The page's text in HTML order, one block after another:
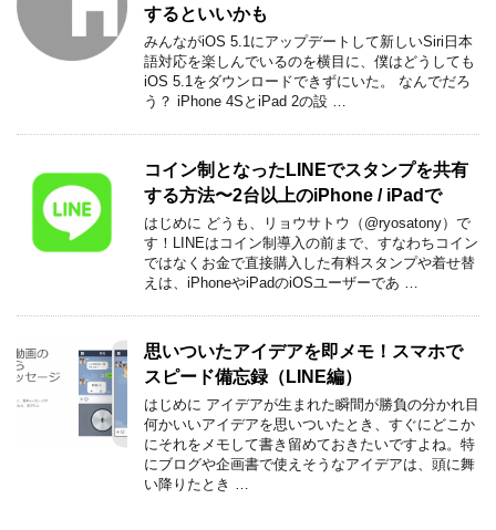
するといいかも
みんながiOS 5.1にアップデートして新しいSiri日本
語対応を楽しんでいるのを横目に、僕はどうしても
iOS 5.1をダウンロードできずにいた。 なんでだろ
う？ iPhone 4SとiPad 2の設 …
コイン制となったLINEでスタンプを共有
する方法〜2台以上のiPhone / iPadで
はじめに どうも、リョウサトウ（@ryosatony）で
す！LINEはコイン制導入の前まで、すなわちコイン
ではなくお金で直接購入した有料スタンプや着せ替
えは、iPhoneやiPadのiOSユーザーであ …
思いついたアイデアを即メモ！スマホで
スピード備忘録（LINE編）
はじめに アイデアが生まれた瞬間が勝負の分かれ目
何かいいアイデアを思いついたとき、すぐにどこか
にそれをメモして書き留めておきたいですよね。特
にブログや企画書で使えそうなアイデアは、頭に舞
い降りたとき …